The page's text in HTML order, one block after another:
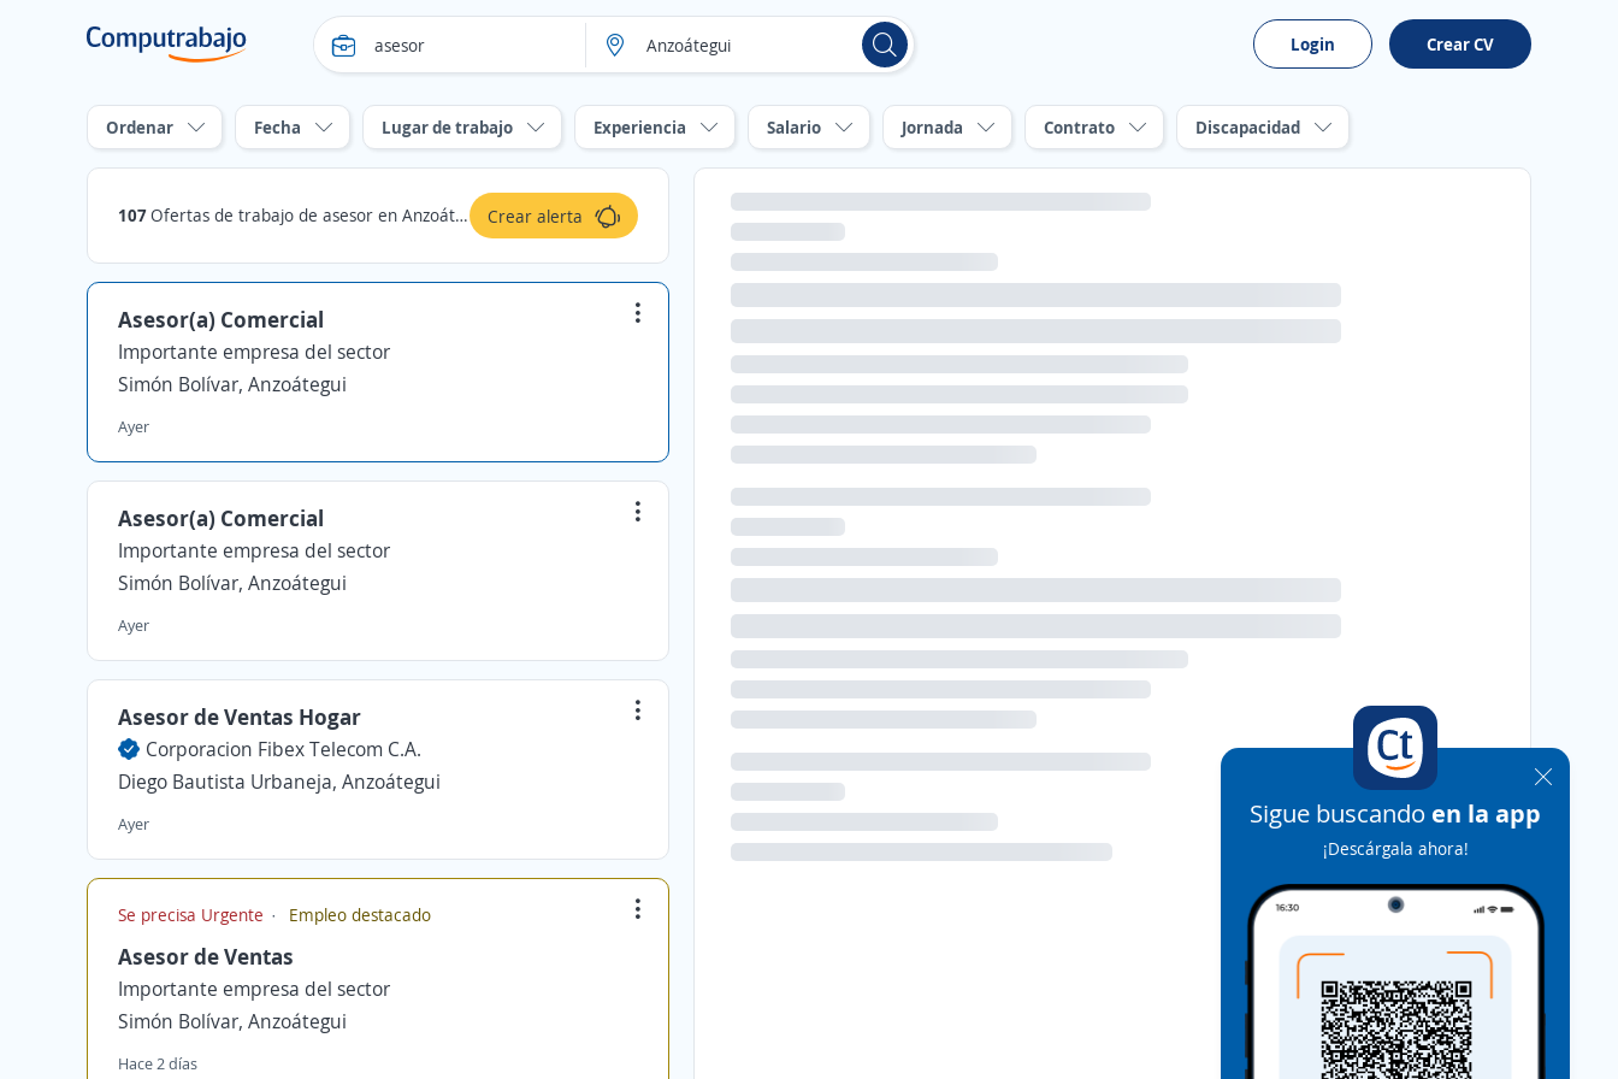
Login Crear CV
Ordenar Fecha Lugar de trabajo Experiencia Salario Jornada Contrato Discapacidad
107Ofertas de trabajo de asesor en Anzoátegui Crear alerta
Asesor(a) Comercial
Importante empresa del sector
Simón Bolívar, Anzoátegui
Ayer
Asesor(a) Comercial
Importante empresa del sector
Simón Bolívar, Anzoátegui
Ayer
Asesor de Ventas Hogar
Corporacion Fibex Telecom C.A.
Diego Bautista Urbaneja, Anzoátegui
Ayer
Se precisa Urgente Empleo destacado
Asesor de Ventas
Importante empresa del sector
Simón Bolívar, Anzoátegui
Hace 2 días
Sigue buscando en la app
¡Descárgala ahora!